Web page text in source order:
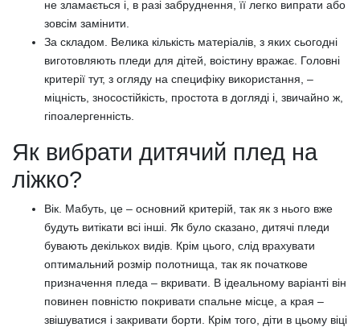
не зламається і, в разі забруднення, її легко випрати або
зовсім замінити.
За складом. Велика кількість матеріалів, з яких сьогодні
виготовляють пледи для дітей, воістину вражає. Головні
критерії тут, з огляду на специфіку використання, –
міцність, зносостійкість, простота в догляді і, звичайно ж,
гіпоалергенність.
Як вибрати дитячий плед на
ліжко?
Вік. Мабуть, це – основний критерій, так як з нього вже
будуть витікати всі інші. Як було сказано, дитячі пледи
бувають декількох видів. Крім цього, слід врахувати
оптимальний розмір полотнища, так як початкове
призначення пледа – вкривати. В ідеальному варіанті він
повинен повністю покривати спальне місце, а края –
звішуватися і закривати борти. Крім того, діти в цьому віці